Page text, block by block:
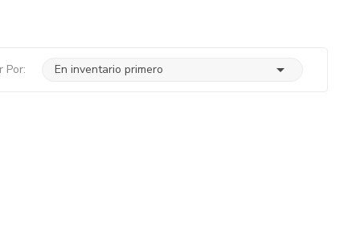
Por: En inventario primero 